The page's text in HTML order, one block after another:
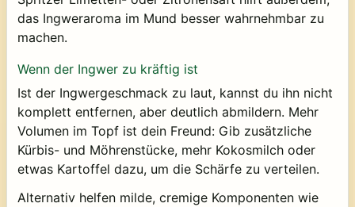
das Ingweraroma im Mund besser wahrnehmbar zu
machen.
Wenn der Ingwer zu kräftig ist
Ist der Ingwergeschmack zu laut, kannst du ihn nicht
komplett entfernen, aber deutlich abmildern. Mehr
Volumen im Topf ist dein Freund: Gib zusätzliche
Kürbis- und Möhrenstücke, mehr Kokosmilch oder
etwas Kartoffel dazu, um die Schärfe zu verteilen.
Alternativ helfen milde, cremige Komponenten wie